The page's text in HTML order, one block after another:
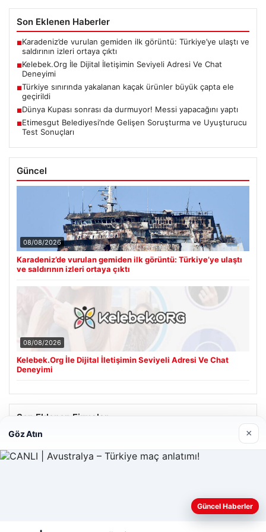
Son Eklenen Haberler
■Karadeniz’de vurulan gemiden ilk görüntü: Türkiye’ye ulaştı ve
saldırının izleri ortaya çıktı
■Kelebek.Org İle Dijital İletişimin Seviyeli Adresi Ve Chat
Deneyimi
■Türkiye sınırında yakalanan kaçak ürünler büyük çapta ele
geçirildi
■Dünya Kupası sonrası da durmuyor! Messi yapacağını yaptı
■Etimesgut Belediyesi’nde Gelişen Soruşturma ve Uyuşturucu
Test Sonuçları
Güncel
08/08/2026
Karadeniz’de vurulan gemiden ilk görüntü: Türkiye’ye ulaştı
ve saldırının izleri ortaya çıktı
08/08/2026
Kelebek.Org İle Dijital İletişimin Seviyeli Adresi Ve Chat
Deneyimi
Son Eklenen Firmalar
06/23/2026
deneyiminizi kişiselleştirmek ve geliştirmek amacıyla çerezler
Göz Atın ×
Güncel Haberler